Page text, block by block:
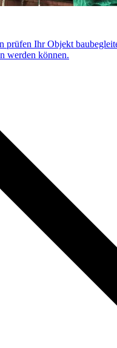
prüfen Ihr Objekt
werden können.